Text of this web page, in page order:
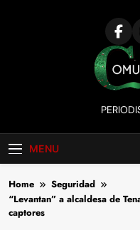
MENU
Home
Seguridad
“Levantan” a alcaldesa de
captores